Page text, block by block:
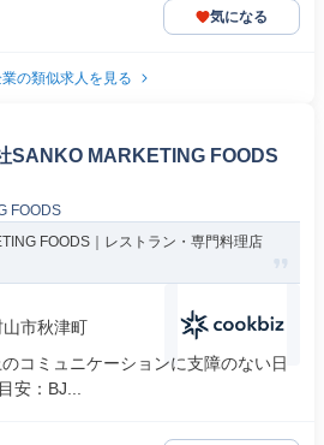
気になる
の類似求人を見る
SANKO MARKETING FOODS
FOODS
FOODS｜レストラン・専門料理店
市秋津町
コミュニケーションに支障のない日
安：BJ...